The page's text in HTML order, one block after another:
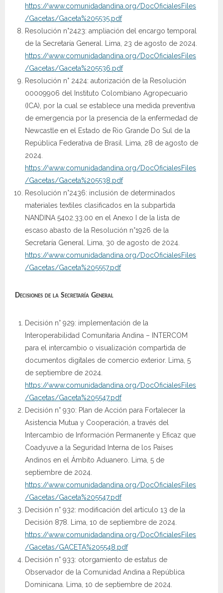
https://www.comunidadandina.org/DocOficialesFiles
/Gacetas/Gaceta%205535.pdf
Resolución n°2423: ampliación del encargo temporal
de la Secretaría General. Lima, 23 de agosto de 2024.
https://www.comunidadandina.org/DocOficialesFiles
/Gacetas/Gaceta%205536.pdf
Resolución n° 2424: autorización de la Resolución
00009906 del Instituto Colombiano Agropecuario
(ICA), por la cual se establece una medida preventiva
de emergencia por la presencia de la enfermedad de
Newcastle en el Estado de Rio Grande Do Sul de la
República Federativa de Brasil. Lima, 28 de agosto de
2024.
https://www.comunidadandina.org/DocOficialesFiles
/Gacetas/Gaceta%205538.pdf
Resolución n°2436: inclusión de determinados
materiales textiles clasificados en la subpartida
NANDINA 5402.33.00 en el Anexo I de la lista de
escaso abasto de la Resolución n°1926 de la
Secretaría General. Lima, 30 de agosto de 2024.
https://www.comunidadandina.org/DocOficialesFiles
/Gacetas/Gaceta%205557.pdf
Decisiones de la Secretaría General
Decisión n° 929: implementación de la
Interoperabilidad Comunitaria Andina – INTERCOM
para el intercambio o visualización compartida de
documentos digitales de comercio exterior. Lima, 5
de septiembre de 2024.
https://www.comunidadandina.org/DocOficialesFiles
/Gacetas/Gaceta%205547.pdf
Decisión n° 930: Plan de Acción para Fortalecer la
Asistencia Mutua y Cooperación, a través del
Intercambio de Información Permanente y Eficaz que
Coadyuve a la Seguridad Interna de los Países
Andinos en el Ámbito Aduanero. Lima, 5 de
septiembre de 2024.
https://www.comunidadandina.org/DocOficialesFiles
/Gacetas/Gaceta%205547.pdf
Decisión n° 932: modificación del artículo 13 de la
Decisión 878. Lima, 10 de septiembre de 2024.
https://www.comunidadandina.org/DocOficialesFiles
/Gacetas/GACETA%205548.pdf
Decisión n° 933: otorgamiento de estatus de
Observador de la Comunidad Andina a República
Dominicana. Lima, 10 de septiembre de 2024.